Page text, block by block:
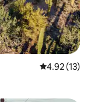
คะแนนเฉลี่ย
4.92 (13)